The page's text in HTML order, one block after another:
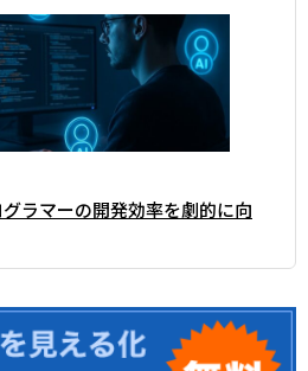
グラマーの開発効率を劇的に向